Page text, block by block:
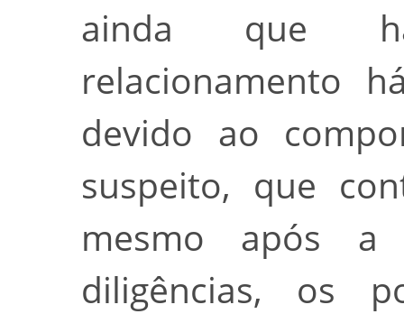
ainda que
relacionamento
devido ao
suspeito, que
mesmo após a
diligências, os